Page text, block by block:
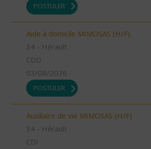
POSTULER
Aide à domicile MIMOSAS (H/F)
34 - Hérault
CDD
03/08/2026
POSTULER
Auxiliaire de vie MIMOSAS (H/F)
34 - Hérault
CDI